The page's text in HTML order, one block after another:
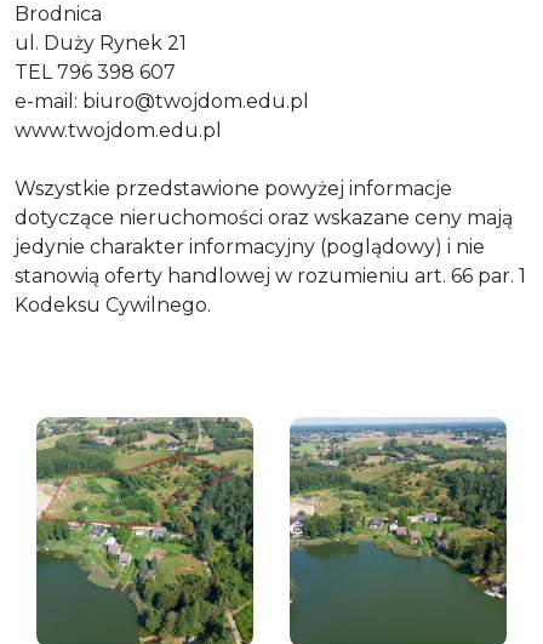
Brodnica
ul. Duży Rynek 21
TEL 796 398 607
e-mail: biuro@twojdom.edu.pl
www.twojdom.edu.pl
Wszystkie przedstawione powyżej informacje
dotyczące nieruchomości oraz wskazane ceny mają
jedynie charakter informacyjny (poglądowy) i nie
stanowią oferty handlowej w rozumieniu art. 66 par. 1
Kodeksu Cywilnego.